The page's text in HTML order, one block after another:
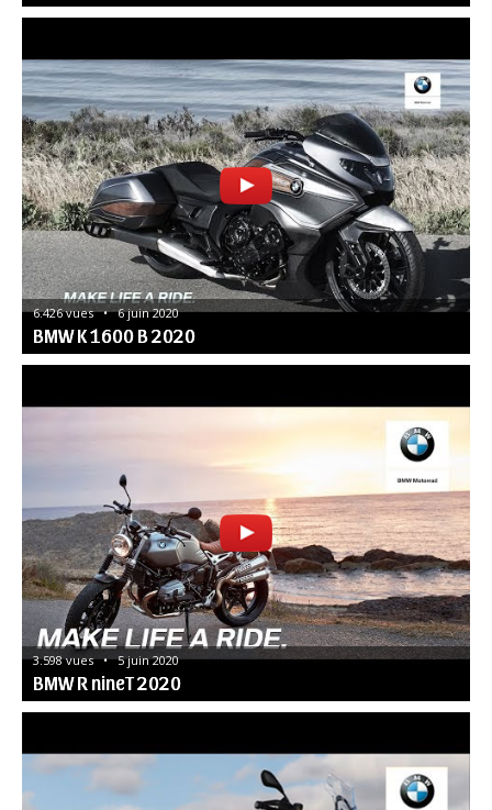
6.426 vues   •   6 juin 2020
BMW K 1600 B 2020
3.598 vues   •   5 juin 2020
BMW R nineT 2020